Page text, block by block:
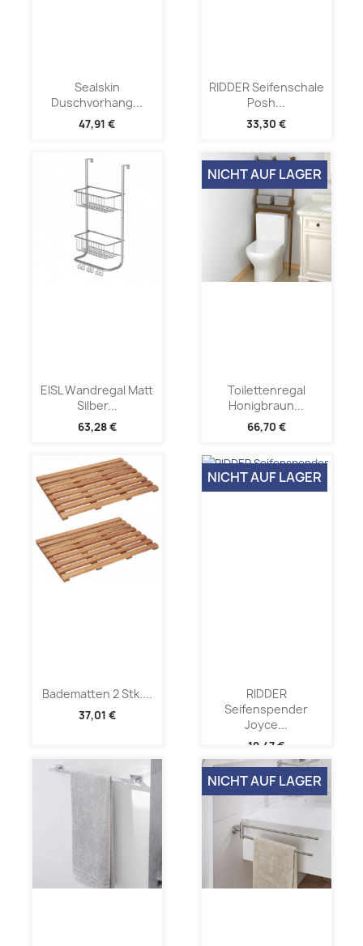
Sealskin
Duschvorhang...
47,91 €
RIDDER Seifenschale
Posh...
33,30 €
EISL Wandregal Matt
Silber...
63,28 €
Toilettenregal
Honigbraun...
66,70 €
NICHT AUF LAGER
Badematten 2 Stk....
37,01 €
RIDDER
Seifenspender
Joyce...
19,47 €
NICHT AUF LAGER
NICHT AUF LAGER